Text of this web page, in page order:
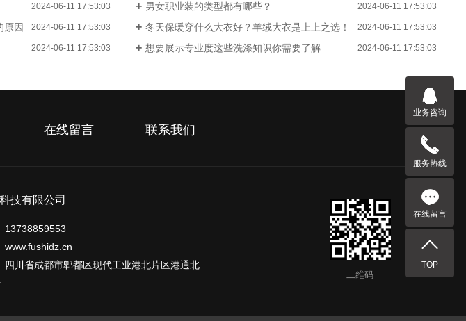
2024-06-11 17:53:03 男女职业装的类型都有哪些？ 2024-06-11 17:53:03
原因 2024-06-11 17:53:03 冬天保暖穿什么大衣好？羊绒大衣是上上之选！ 2024-06-11 17:53:03
2024-06-11 17:53:03 想要展示专业度这些洗涤知识你需要了解 2024-06-11 17:53:03
在线留言 联系我们
技有限公司
川省成都市郫都区现代工业港北片区港通北
二维码
业务咨询
服务热线
在线留言
TOP